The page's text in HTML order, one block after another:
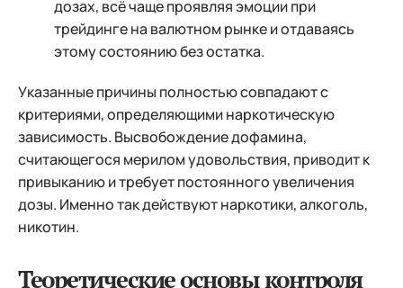
дозах, всё чаще проявляя эмоции при
трейдинге на валютном рынке и отдаваясь
этому состоянию без остатка.
Указанные причины полностью совпадают с
критериями, определяющими наркотическую
зависимость. Высвобождение дофамина,
считающегося мерилом удовольствия, приводит к
привыканию и требует постоянного увеличения
дозы. Именно так действуют наркотики, алкоголь,
никотин.
Теоретические основы контроля